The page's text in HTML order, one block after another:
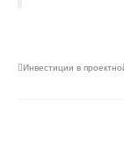
Инвестиции в